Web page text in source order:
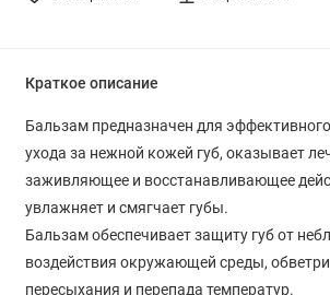
Краткое описание
Бальзам предназначен для
ухода за нежной кожей губ, оказывает
заживляющее и восстанавливающее
увлажняет и смягчает губы.
Бальзам обеспечивает защиту губ от
воздействия окружающей среды,
пересыхания и перепада температур.